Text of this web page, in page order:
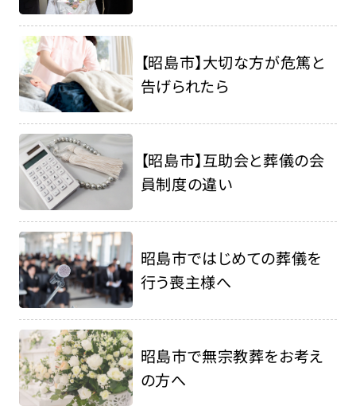
【昭島市】大切な方が危篤と
告げられたら
【昭島市】互助会と葬儀の会
員制度の違い
昭島市ではじめての葬儀を
行う喪主様へ
昭島市で無宗教葬をお考え
の方へ